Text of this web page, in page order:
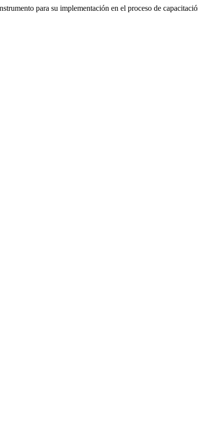
para su implementación en el proceso de